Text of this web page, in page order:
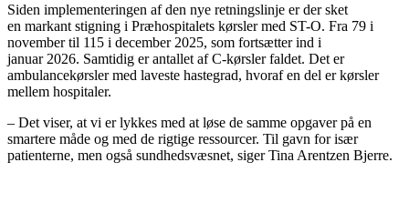
Siden implementeringen af den nye retningslinje er der sket
en markant stigning i Præhospitalets kørsler med ST-O. Fra 79 i
november til 115 i december2025, som fortsætter ind i
januar 2026. Samtidig er antallet af C-kørsler faldet. Det er
ambulancekørsler med laveste hastegrad, hvoraf en del er kørsler
mellem hospitaler.
– Det viser, at vi er lykkes med at løse de samme opgaver på en
smartere måde og med de rigtige ressourcer. Til gavn for især
patienterne, men også sundhedsvæsnet, siger Tina Arentzen Bjerre.